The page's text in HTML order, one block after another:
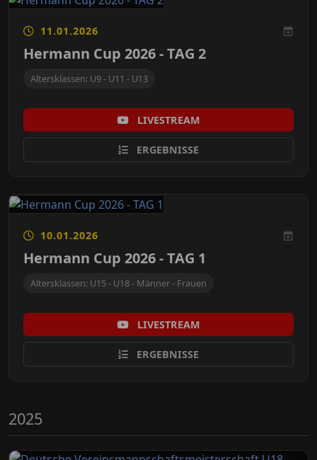
11.01.2026
Hermann Cup 2026 - TAG 2
Altersklassen: U9 - U11 - U13
LIVESTREAM
ERGEBNISSE
10.01.2026
Hermann Cup 2026 - TAG 1
Altersklassen: U15 - U18 - Männer - Frauen
LIVESTREAM
ERGEBNISSE
2025